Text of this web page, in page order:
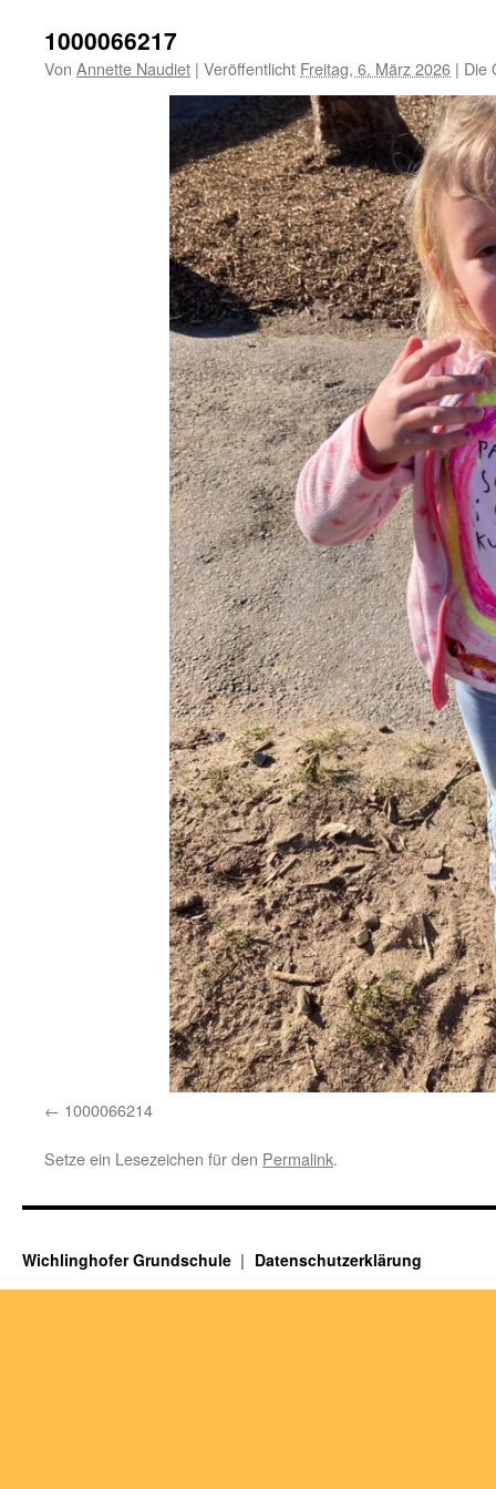
1000066217
Von Annette Naudiet | Veröffentlicht Freitag, 6. März 2026 | Die
1000066214
Setze ein Lesezeichen für den Permalink.
Wichlinghofer Grundschule Datenschutzerklärung